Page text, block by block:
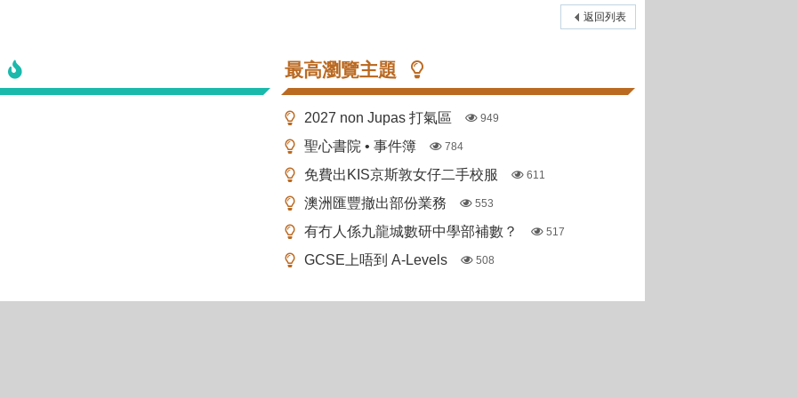
返回列表
最高瀏覽主題
2027 non Jupas 打氣區 949
聖心書院 • 事件簿 784
免費出KIS京斯敦女仔二手校服 611
澳洲匯豐撤出部份業務 553
有冇人係九龍城數研中學部補數？ 517
GCSE上唔到 A-Levels 508